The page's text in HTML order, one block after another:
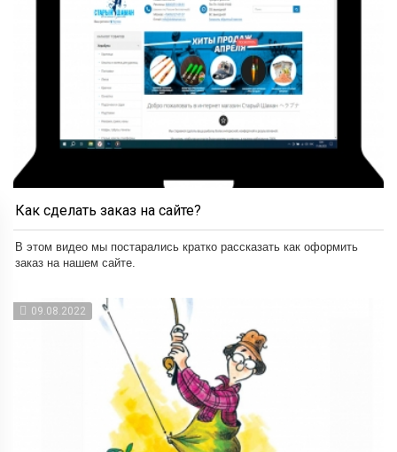
Как сделать заказ на сайте?
В этом видео мы постарались кратко рассказать как оформить
заказ на нашем сайте.
09.08.2022